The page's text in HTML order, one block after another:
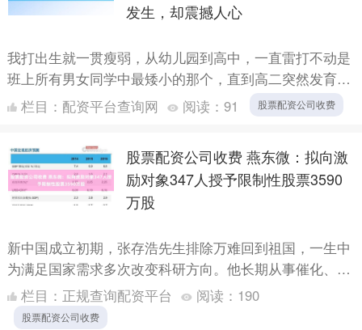
发生，却震撼人心
我打出生就一贯瘦弱，从幼儿园到高中，一直雷打不动是
班上所有男女同学中最矮小的那个，直到高二突然发育才
摆脱了垫底的身份。初一时曾发生过全班女生满校园追打
我的糗事，....
栏目： 配资平台查询网 阅读： 91 股票配资公司收费
股票配资公司收费 燕东微：拟向激
励对象347人授予限制性股票3590
万股
新中国成立初期，张存浩先生排除万难回到祖国，一生中
为满足国家需求多次改变科研方向。他长期从事催化、火
箭推进剂、化学激光、分子反应动力学等领域的研究，取
得多项国际....
栏目： 正规查询配资平台 阅读： 190
股票配资公司收费